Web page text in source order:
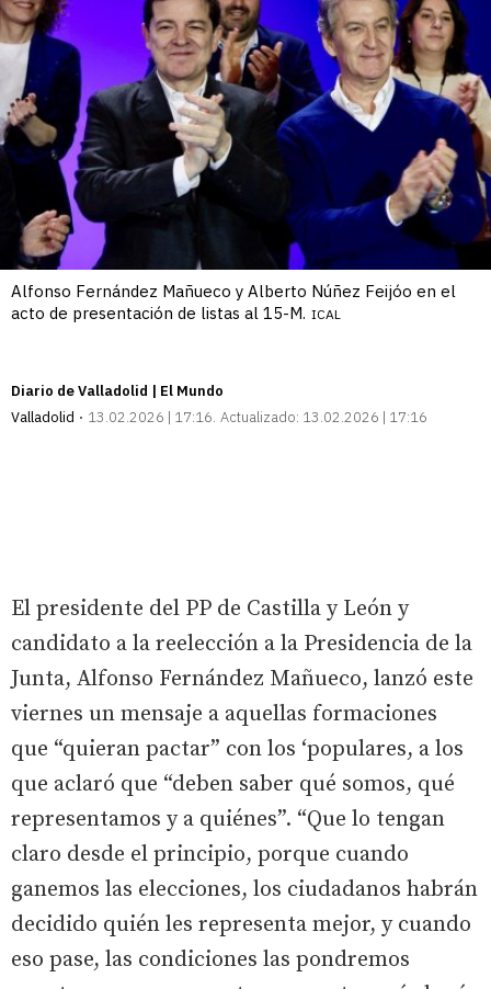
Alfonso Fernández Mañueco y Alberto Núñez Feijóo en el
acto de presentación de listas al 15-M. ICAL
Diario de Valladolid | El Mundo
Valladolid
13.02.2026 | 17:16 Actualizado: 13.02.2026 | 17:16
El presidente del PP de Castilla y León y
candidato a la reelección a la Presidencia de la
Junta, Alfonso Fernández Mañueco, lanzó este
viernes un mensaje a aquellas formaciones
que “quieran pactar” con los ‘populares, a los
que aclaró que “deben saber qué somos, qué
representamos y a quiénes”. “Que lo tengan
claro desde el principio, porque cuando
ganemos las elecciones, los ciudadanos habrán
decidido quién les representa mejor, y cuando
eso pase, las condiciones las pondremos